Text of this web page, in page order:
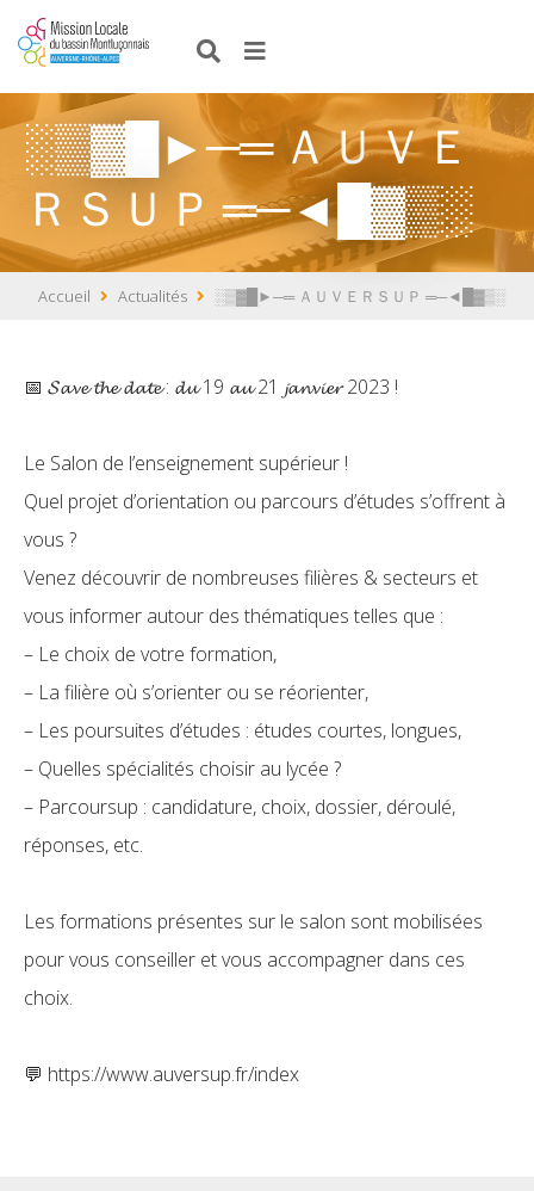
░▒▓█►─═ ＡＵＶＥ
ＲＳＵＰ ═─◄█▓▒░
Accueil Actualités ░▒▓█►─═ ＡＵＶＥＲＳＵＰ ═─◄█▓▒░
📅 𝓢𝓪𝓿𝓮 𝓽𝓱𝓮 𝓭𝓪𝓽𝓮 : 𝓭𝓾 19 𝓪𝓾 21 𝓳𝓪𝓷𝓿𝓲𝓮𝓻 2023 !
Le Salon de l’enseignement supérieur !
Quel projet d’orientation ou parcours d’études s’offrent à
vous ?
Venez découvrir de nombreuses filières & secteurs et
vous informer autour des thématiques telles que :
– Le choix de votre formation,
– La filière où s’orienter ou se réorienter,
– Les poursuites d’études : études courtes, longues,
– Quelles spécialités choisir au lycée ?
– Parcoursup : candidature, choix, dossier, déroulé,
réponses, etc.
Les formations présentes sur le salon sont mobilisées
pour vous conseiller et vous accompagner dans ces
choix.
💬 https://www.auversup.fr/index